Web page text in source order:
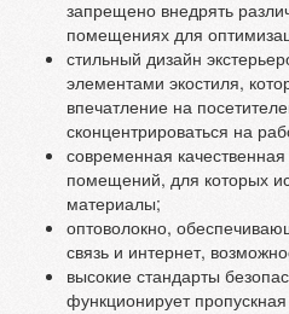
запрещено внедрять
помещениях для
стильный дизайн
элементами экостиля,
впечатление на
сконцентрироваться на
современная
помещений, для которых
материалы;
оптоволокно,
связь и интернет,
высокие стандарты
функционирует